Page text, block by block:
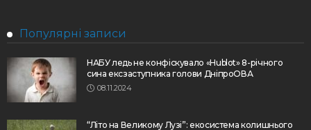
Популярні записи
НАБУ ледь не конфіскувало «Hublot» 8-річного
сина ексзаступника голови ДніпроОВА
08.11.2024
“Літо на Великому Лузі”: екосистема колишнього